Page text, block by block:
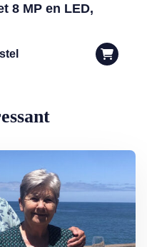
8 MP en LED,
vakantie: ‘Zo leer je een